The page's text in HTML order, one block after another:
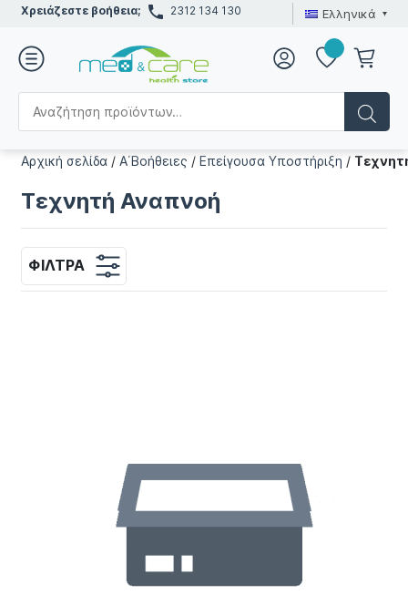
Χρειάζεστε βοήθεια; 2312 134 130 Ελληνικά
Αρχική σελίδα /Α΄Βοήθειες /Επείγουσα Υποστήριξη /
Τεχνητή Αναπνοή
ΦΊΛΤΡΑ